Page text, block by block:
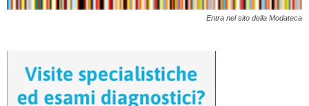
Entra nel sito della Modateca